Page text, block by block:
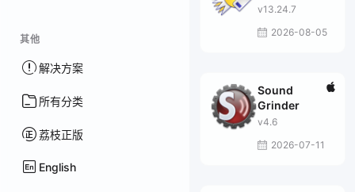
其他
解决方案
所有分类
荔枝正版
English
v13.24.7
2026-08-05
Sound
Grinder
v4.6
2026-07-11